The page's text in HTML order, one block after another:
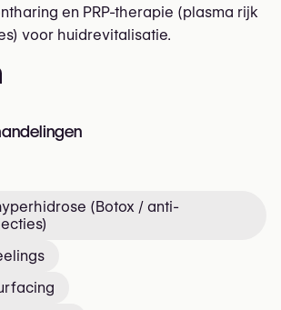
en PRP-therapie (plasma rijk
voor huidrevitalisatie.
(Botox / anti-